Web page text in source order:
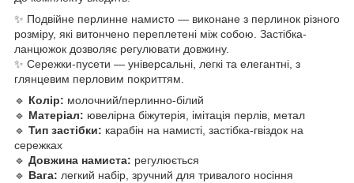
✨ Подвійне перлинне намисто — виконане з перлинок різного
розміру, які витончено переплетені між собою. Застібка-
ланцюжок дозволяє регулювати довжину.
✨ Сережки-пусети — універсальні, легкі та елегантні, з
глянцевим перловим покриттям.
🔹 Колір: молочний/перлинно-білий
🔹 Матеріал: ювелірна біжутерія, імітація перлів, метал
🔹 Тип застібки: карабін на намисті, застібка-гвіздок на
сережках
🔹 Довжина намиста: регулюється
🔹 Вага: легкий набір, зручний для тривалого носіння